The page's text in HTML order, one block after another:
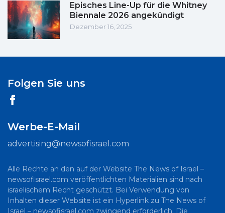
Episches Line-Up für die Whitney
Biennale 2026 angekündigt
Dezember 16, 2025
Folgen Sie uns
Werbe-E-Mail
advertising@newsofisrael.com
Alle Rechte an den auf der Website The News of Israel –
newsofisrael.com veröffentlichten Materialien sind nach
israelischem Recht geschützt. Bei Verwendung von
Inhalten dieser Website ist ein Hyperlink zu The News of
Israel – newsofisrael.com zwingend erforderlich. Die